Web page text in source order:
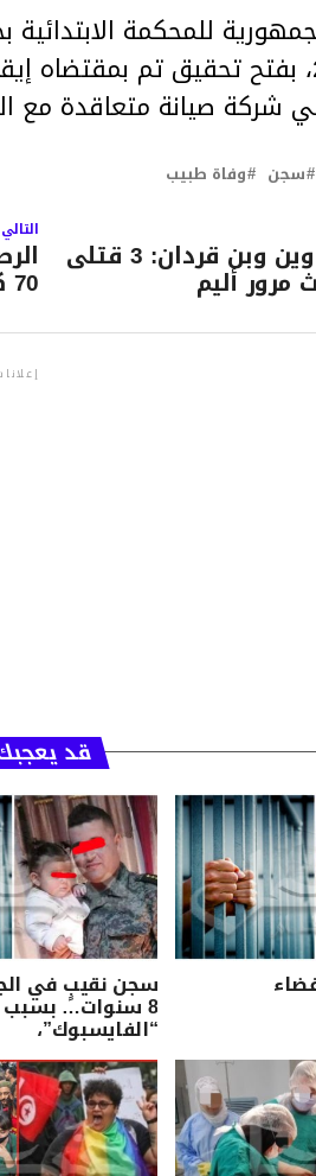
ديسمبر 2020، بفتح تحقيق تم
شركة صيانة متعاقدة
سجن وفاة طبيب
التالي
70 كلم/س مع أمطار متفرقة
بين تطاوين وبن قردان: 3 قتلى
مرور أليم
قد
سجن نقيبٍ في
8 سنوات…
“الفايسبوك”،